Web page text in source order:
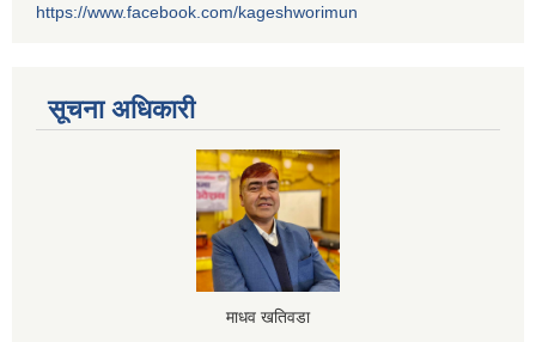
https://www.facebook.com/kageshworimun
सूचना अधिकारी
माधव खतिवडा